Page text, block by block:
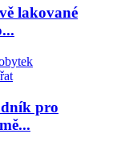
lakované
pro